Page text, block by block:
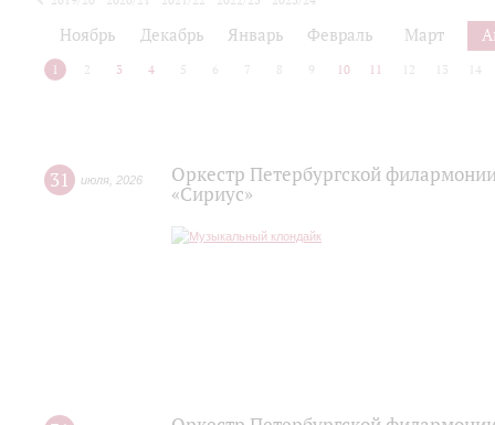
Ноябрь Декабрь Январь Февраль Март
1 2 3 4 5 6 7 8 9 10 11 12 13 14
31 июля 2026
Оркестр Петербургской
«Сириус»